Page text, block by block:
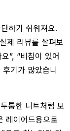
하기 쉬워져요.
제 리뷰를 살펴보
”, “비침이 있어
기가 많았습니
툼한 니트처럼 보
레이어드용으로